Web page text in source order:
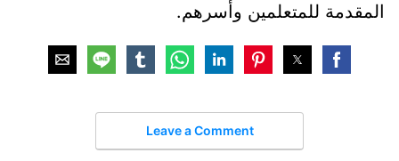
المقدمة للمتعلمين وأسرهم.
Leave a Comment